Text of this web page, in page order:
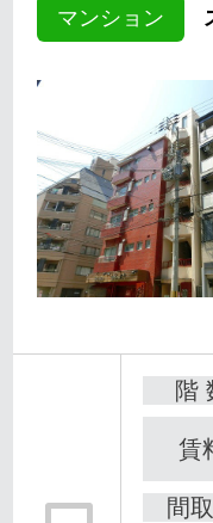
マンション
階
賃
間